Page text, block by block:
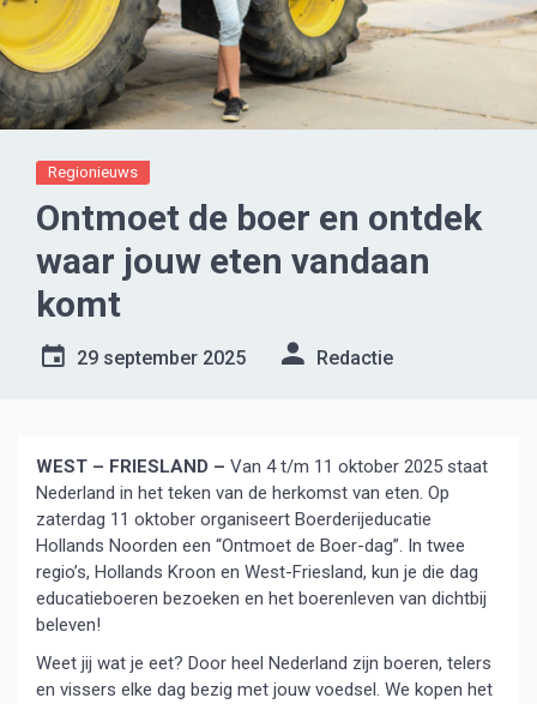
Regionieuws
Ontmoet de boer en ontdek
waar jouw eten vandaan
komt
29 september 2025 Redactie
WEST – FRIESLAND – Van 4 t/m 11 oktober 2025 staat
Nederland in het teken van de herkomst van eten. Op
zaterdag 11 oktober organiseert Boerderijeducatie
Hollands Noorden een “Ontmoet de Boer-dag”. In twee
regio’s, Hollands Kroon en West-Friesland, kun je die dag
educatieboeren bezoeken en het boerenleven van dichtbij
beleven!
Weet jij wat je eet? Door heel Nederland zijn boeren, telers
en vissers elke dag bezig met jouw voedsel. We kopen het